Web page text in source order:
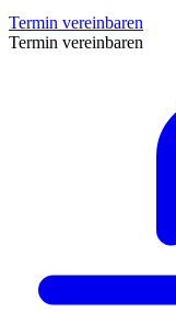
Termin vereinbaren
Termin vereinbaren